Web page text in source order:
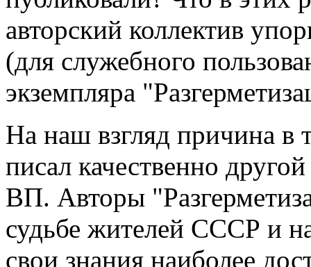
авторский коллектив
(для служебного
экземпляра
На наш взгляд причина в
писал качественно
ВП. Авторы
судьбе жителей СССР и
свои знания наиболее